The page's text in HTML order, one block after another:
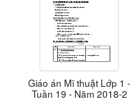
Giáo án Mĩ thuật Lớp 1 -
Tuần 19 - Năm 2018-2